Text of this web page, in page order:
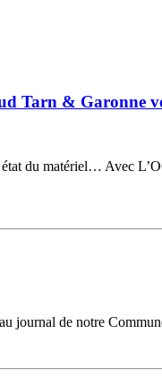
Tarn & Garonne
du matériel… Avec
journal de notre